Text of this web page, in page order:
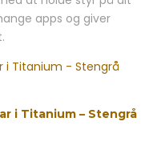
apps og giver
i Titanium – Stengrå